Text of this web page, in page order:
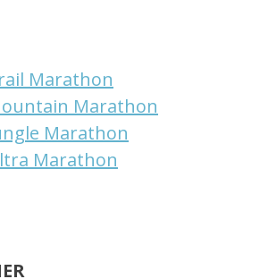
Marathon
Marathon
Marathon
Marathon